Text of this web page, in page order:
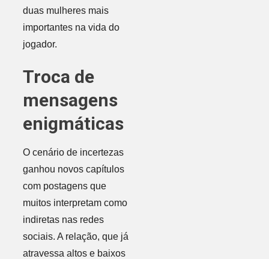
duas mulheres mais
importantes na vida do
jogador.
Troca de
mensagens
enigmáticas
O cenário de incertezas
ganhou novos capítulos
com postagens que
muitos interpretam como
indiretas nas redes
sociais. A relação, que já
atravessa altos e baixos